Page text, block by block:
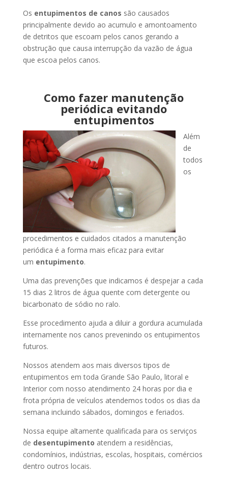
Os entupimentos de canos são causados
principalmente devido ao acumulo e amontoamento
de detritos que escoam pelos canos gerando a
obstrução que causa interrupção da vazão de água
que escoa pelos canos.
Como fazer manutenção
periódica evitando
entupimentos
Além
de
todos
os
procedimentos e cuidados citados a manutenção
periódica é a forma mais eficaz para evitar
um entupimento.
Uma das prevenções que indicamos é despejar a cada
15 dias 2 litros de água quente com detergente ou
bicarbonato de sódio no ralo.
Esse procedimento ajuda a diluir a gordura acumulada
internamente nos canos prevenindo os entupimentos
futuros.
Nossos atendem aos mais diversos tipos de
entupimentos em toda Grande São Paulo, litoral e
Interior com nosso atendimento 24 horas por dia e
frota própria de veículos atendemos todos os dias da
semana incluindo sábados, domingos e feriados.
Nossa equipe altamente qualificada para os serviços
de desentupimento atendem a residências,
condomínios, indústrias, escolas, hospitais, comércios
dentro outros locais.